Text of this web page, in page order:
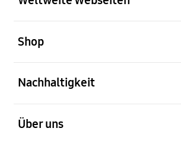
Shop
Nachhaltigkeit
Über uns